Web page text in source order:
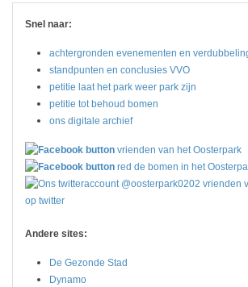
Snel naar:
achtergronden evenementen en
standpunten en conclusies VVO
petitie laat het park weer park zijn
petitie tot behoud bomen
ons digitale archief
vrienden van het Oosterpark
red de bomen in het
vrienden
op twitter
Andere sites:
De Gezonde Stad
Dynamo